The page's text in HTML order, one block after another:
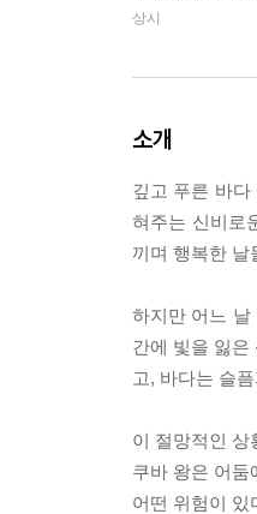
상시
소개
깊고 푸른 바
혀주는 신비로
끼며 행복한 날
하지만 어느 날
간에 빛을 잃은
고, 바다는 슬
이 절망적인 상
쿠바 왕은 어둠
어떤 위험이 있